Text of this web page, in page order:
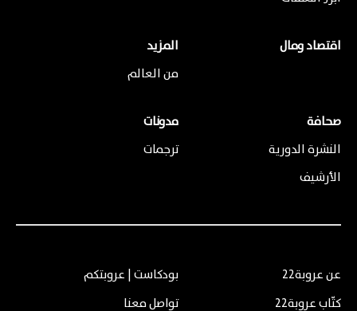
اقتصاد ومال
المزيد
من العالم
صحافة
النشرة الدورية
الأرشيف
مدونات
ترجمات
عن عروبة22
كتّاب عروبة22
بودكاست | عروبتكم
تواصل معنا